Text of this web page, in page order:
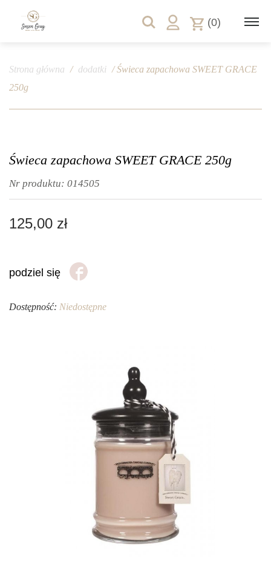
(0)
Strona główna / dodatki / Świeca zapachowa SWEET GRACE
250g
Świeca zapachowa SWEET GRACE 250g
Nr produktu: 014505
125,00 zł
podziel się
Dostępność: Niedostępne